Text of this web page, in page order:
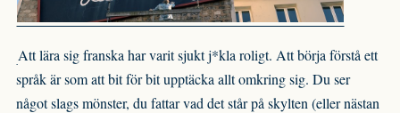
Att lära sig franska har varit sjukt j*kla roligt. Att börja förstå ett
språk är som att bit för bit upptäcka allt omkring sig. Du ser
något slags mönster, du fattar vad det står på skylten (eller nästan